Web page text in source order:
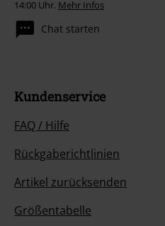
14:00 Uhr. Mehr Infos
Chat starten
Kundenservice
FAQ / Hilfe
Rückgaberichtlinien
Artikel zurücksenden
Größentabelle